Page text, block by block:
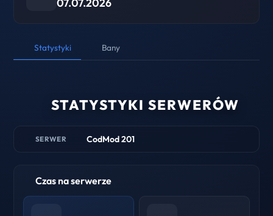
Statystyki Bany
STATYSTYKI SERWERÓW
SERWER CodMod 201
Czas na serwerze